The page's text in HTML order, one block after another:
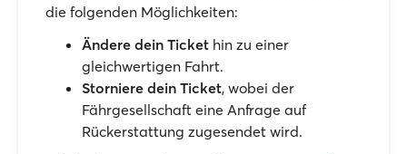
die folgenden Möglichkeiten:
Ändere dein Ticket hin zu einer
gleichwertigen Fahrt.
Storniere dein Ticket, wobei der
Fährgesellschaft eine Anfrage auf
Rückerstattung zugesendet wird.